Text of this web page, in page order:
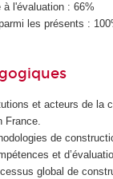
à l'évaluation : 66%
les présents :
et acteurs de la
France.
de
et
global de